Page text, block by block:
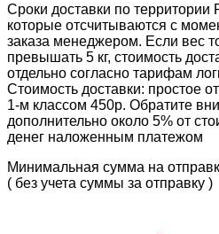
Сроки доставки по территории
которые отсчитываются с
заказа менеджером. Если вес
превышать 5 кг, стоимость
отдельно согласно тарифам
Стоимость доставки: простое
1-м классом 450р. Обратите
дополнительно около 5% от
денег наложенным платежом
Минимальная сумма на
( без учета суммы за отправку )